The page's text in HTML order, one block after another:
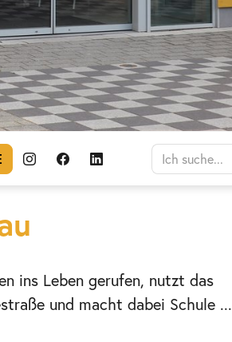
ins Leben gerufen, nutzt das
und macht dabei Schule ...